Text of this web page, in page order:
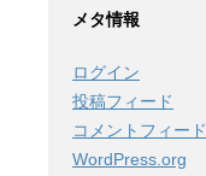
カ
ブ
メタ情報
ログイン
投稿フィード
コメントフィード
WordPress.org